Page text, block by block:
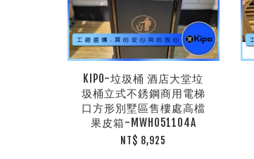
KIPO-垃圾桶 酒店大堂垃
圾桶立式不銹鋼商用電梯
口方形別墅區售樓處高檔
果皮箱-MWH051104A
NT$ 8,925